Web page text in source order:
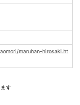
maruhan-hirosaki.ht
す